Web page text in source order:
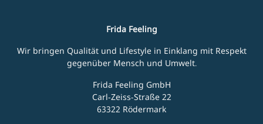
Frida Feeling
Wir bringen Qualität und Lifestyle in Einklang mit Respekt
gegenüber Mensch und Umwelt.
Frida Feeling GmbH
Carl-Zeiss-Straße 22
63322 Rödermark